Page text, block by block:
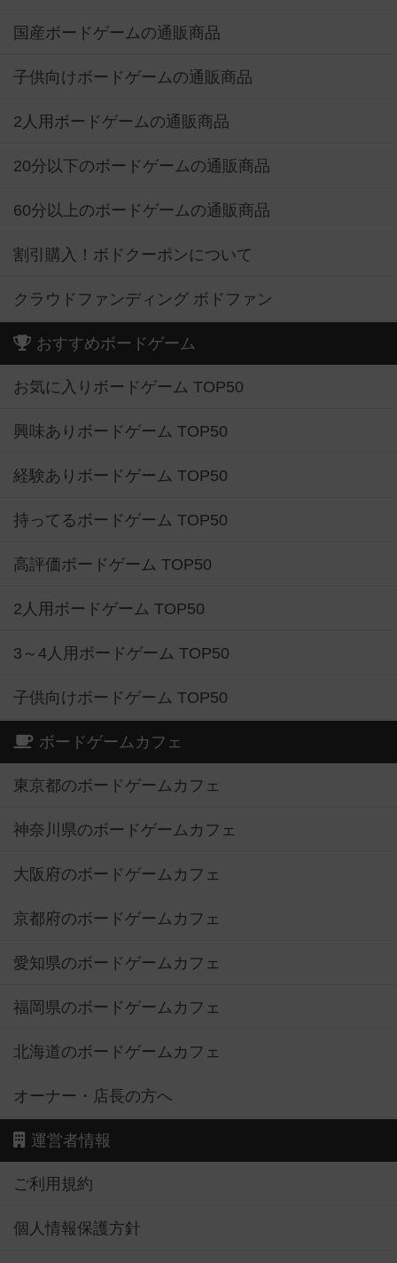
国産ボードゲームの通販商品
子供向けボードゲームの通販商品
2人用ボードゲームの通販商品
20分以下のボードゲームの通販商品
60分以上のボードゲームの通販商品
割引購入！ボドクーポンについて
クラウドファンディング ボドファン
おすすめボードゲーム
お気に入りボードゲーム TOP50
興味ありボードゲーム TOP50
経験ありボードゲーム TOP50
持ってるボードゲーム TOP50
高評価ボードゲーム TOP50
2人用ボードゲーム TOP50
3～4人用ボードゲーム TOP50
子供向けボードゲーム TOP50
ボードゲームカフェ
東京都のボードゲームカフェ
神奈川県のボードゲームカフェ
大阪府のボードゲームカフェ
京都府のボードゲームカフェ
愛知県のボードゲームカフェ
福岡県のボードゲームカフェ
北海道のボードゲームカフェ
オーナー・店長の方へ
運営者情報
ご利用規約
個人情報保護方針